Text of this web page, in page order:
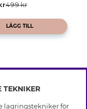
499 kr
LÄGG TILL
TEKNIKER
lagringstekniker för